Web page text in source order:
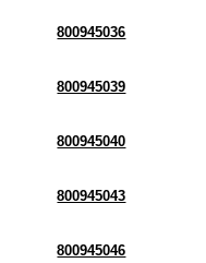
800945036
800945039
800945040
800945043
800945046